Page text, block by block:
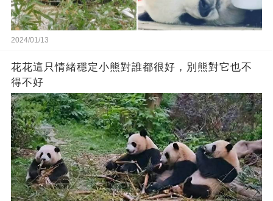
2024/01/13
花花這只情緒穩定小熊對誰都很好，別熊對它也不
得不好